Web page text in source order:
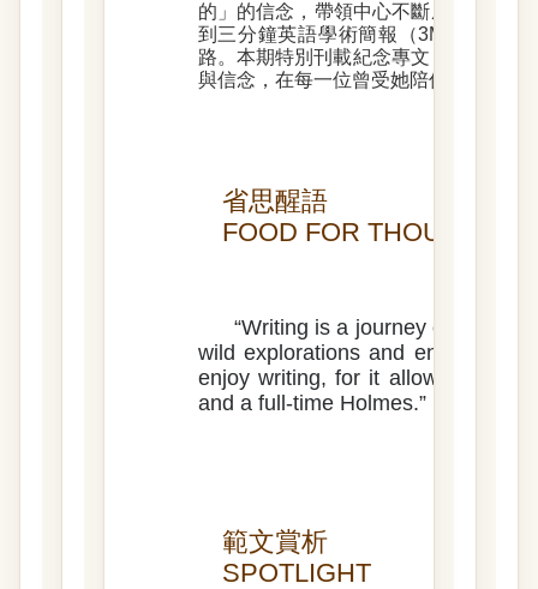
的」的信念，帶領中心不斷成長，從
到三分鐘英語學術簡報（3MT），她
路。本期特別刊載紀念專文，記錄她對
與信念，在每一位曾受她陪伴的人心中
省思醒語
FOOD FOR THOUGHT
“Writing is a journey of
wild explorations and ending with
enjoy writing, for it allows me to
and a full-time Holmes.”
範文賞析
SPOTLIGHT